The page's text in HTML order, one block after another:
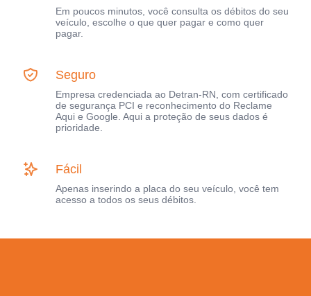
Em poucos minutos, você consulta os débitos do seu
veículo, escolhe o que quer pagar e como quer
pagar.
Seguro
Empresa credenciada ao Detran-RN, com certificado
de segurança PCI e reconhecimento do Reclame
Aqui e Google. Aqui a proteção de seus dados é
prioridade.
Fácil
Apenas inserindo a placa do seu veículo, você tem
acesso a todos os seus débitos.